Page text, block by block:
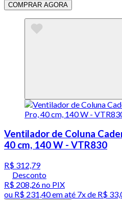
COMPRAR AGORA
Ventilador de Coluna
40 cm, 140 W - VTR830
R$ 312,79
Desconto
R$ 208,26no PIX
ou R$ 231,40em até 7x de R$